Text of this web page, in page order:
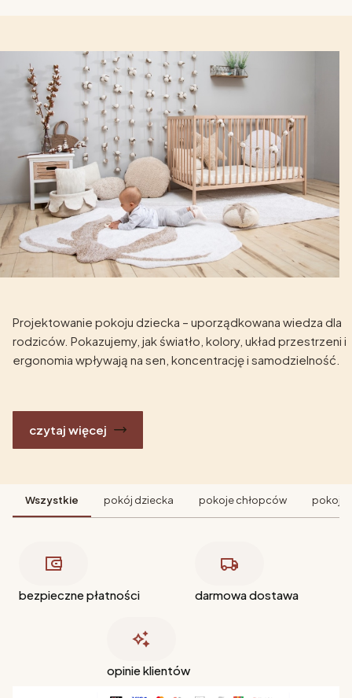
Projektowanie pokoju dziecka – uporządkowana wiedza dla
rodziców. Pokazujemy, jak światło, kolory, układ przestrzeni i
ergonomia wpływają na sen, koncentrację i samodzielność.
czytaj więcej
Wszystkie pokój dziecka pokoje chłopców pokoje
bezpieczne płatności darmowa dostawa
opinie klientów